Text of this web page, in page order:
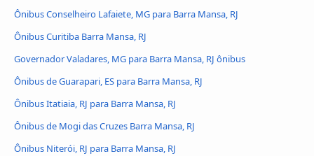
Ônibus Conselheiro Lafaiete, MG para Barra Mansa, RJ
Ônibus Curitiba Barra Mansa, RJ
Governador Valadares, MG para Barra Mansa, RJ ônibus
Ônibus de Guarapari, ES para Barra Mansa, RJ
Ônibus Itatiaia, RJ para Barra Mansa, RJ
Ônibus de Mogi das Cruzes Barra Mansa, RJ
Ônibus Niterói, RJ para Barra Mansa, RJ